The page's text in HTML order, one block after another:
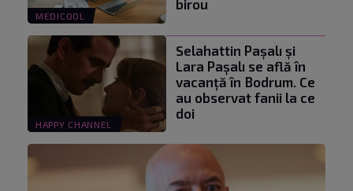
MEDICOOL
birou
HAPPY CHANNEL
Selahattin Paşalı și
Lara Paşalı se află în
vacanță în Bodrum. Ce
au observat fanii la ce
doi